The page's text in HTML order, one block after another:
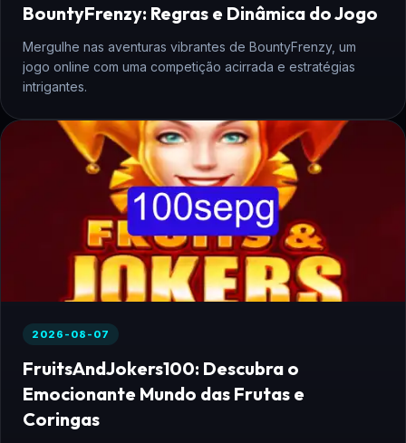
BountyFrenzy: Regras e Dinâmica do Jogo
Mergulhe nas aventuras vibrantes de BountyFrenzy, um
jogo online com uma competição acirrada e estratégias
intrigantes.
2026-08-07
FruitsAndJokers100: Descubra o
Emocionante Mundo das Frutas e
Coringas